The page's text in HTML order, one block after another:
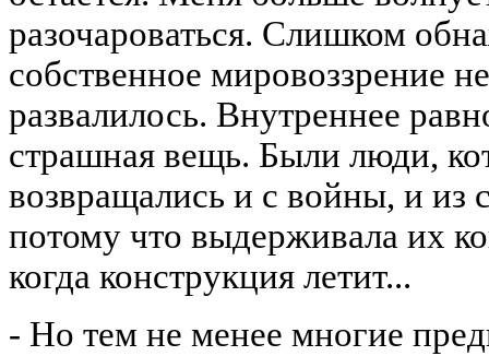
разочароваться. Слишком
собственное мировоззрение
развалилось. Внутреннее
страшная вещь. Были люди,
возвращались и с войны, и из
потому что выдерживала их
когда конструкция летит...
- Но тем не менее многие